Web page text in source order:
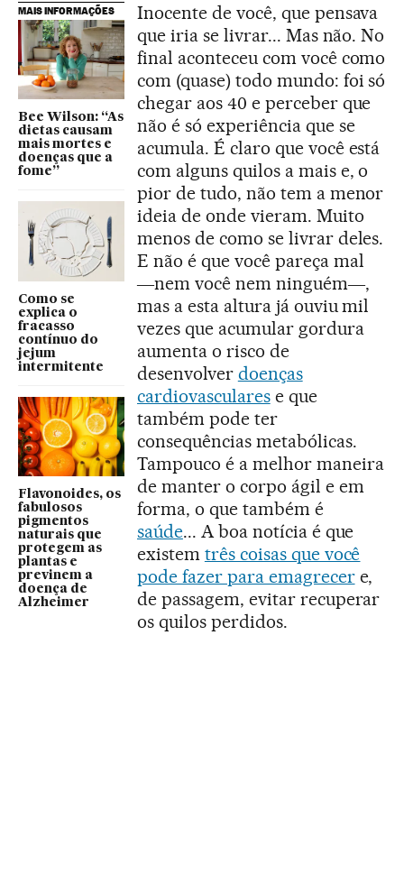
MAIS INFORMAÇÕES
Bee Wilson: “As
dietas causam
mais mortes e
doenças que a
fome”
Como se
explica o
fracasso
contínuo do
jejum
intermitente
Flavonoides, os
fabulosos
pigmentos
naturais que
protegem as
plantas e
previnem a
doença de
Alzheimer
Inocente de você, que pensava
que iria se livrar... Mas não. No
final aconteceu com você como
com (quase) todo mundo: foi só
chegar aos 40 e perceber que
não é só experiência que se
acumula. É claro que você está
com alguns quilos a mais e, o
pior de tudo, não tem a menor
ideia de onde vieram. Muito
menos de como se livrar deles.
E não é que você pareça mal
―nem você nem ninguém―,
mas a esta altura já ouviu mil
vezes que acumular gordura
aumenta o risco de
desenvolver doenças
cardiovascularese que
também pode ter
consequências metabólicas.
Tampouco é a melhor maneira
de manter o corpo ágil e em
forma, o que também é
saúde... A boa notícia é que
existem três coisas que você
pode fazer para emagrecere,
de passagem, evitar recuperar
os quilos perdidos.